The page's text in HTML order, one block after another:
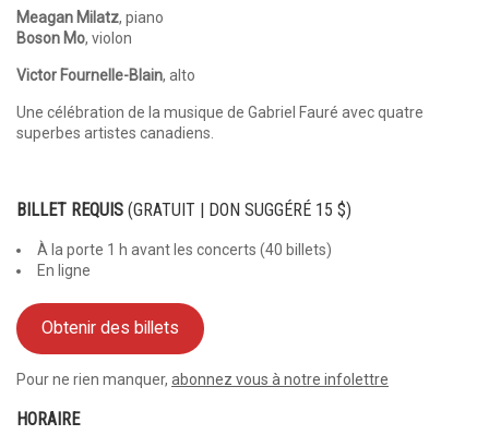
Meagan Milatz, piano
Boson Mo, violon
Victor Fournelle-Blain, alto
Une célébration de la musique de Gabriel Fauré avec quatre
superbes artistes canadiens.
BILLET REQUIS (GRATUIT | DON SUGGÉRÉ 15 $)
À la porte 1 h avant les concerts (40 billets)
En ligne
Obtenir des billets
Pour ne rien manquer, abonnez vous à notre infolettre
HORAIRE